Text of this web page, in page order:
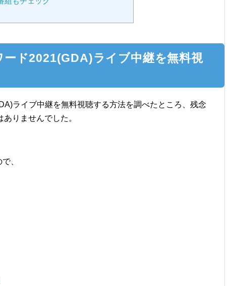
ド2021(GDA)ライブ中継を無料視
ライブ中継を無料視聴する方法を調べたところ、残念
りませんでした。
、